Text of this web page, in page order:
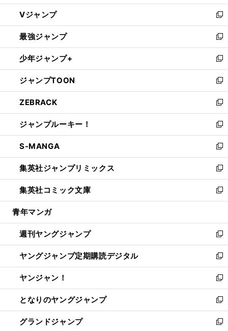
ウ
ィ
ン
ド
ウ
で
開
く
し
い
ウ
ィ
ン
ド
ウ
で
開
く
Vジャンプ
新
し
い
ウ
ィ
ン
ド
ウ
で
開
く
最強ジャンプ
新
し
い
ウ
ィ
ン
ド
ウ
で
開
く
少年ジャンプ+
新
し
い
ウ
ィ
ン
ド
ウ
で
開
く
ジャンプTOON
新
し
い
ウ
ィ
ン
ド
ウ
で
開
く
ZEBRACK
新
し
い
ウ
ィ
ン
ド
ウ
で
開
ジャンプルーキー！
新
し
い
ウ
ィ
ン
ド
ウ
開
く
S-MANGA
新
し
い
ウ
ィ
ン
ウ
で
開
く
集英社ジャンプリミックス
新
し
い
ウ
ン
ド
ウ
で
開
く
集英社コミック文庫
新
し
ウ
ィ
ン
ド
ウ
で
開
く
青年マンガ
週刊ヤングジャンプ
新
し
い
ウ
ィ
ン
ド
ウ
で
ヤングジャンプ定期購読デジタル
新
し
い
ウ
ィ
ン
ド
ヤンジャン！
新
し
い
ウ
ィ
となりのヤングジャンプ
新
し
い
グランドジャンプ
新